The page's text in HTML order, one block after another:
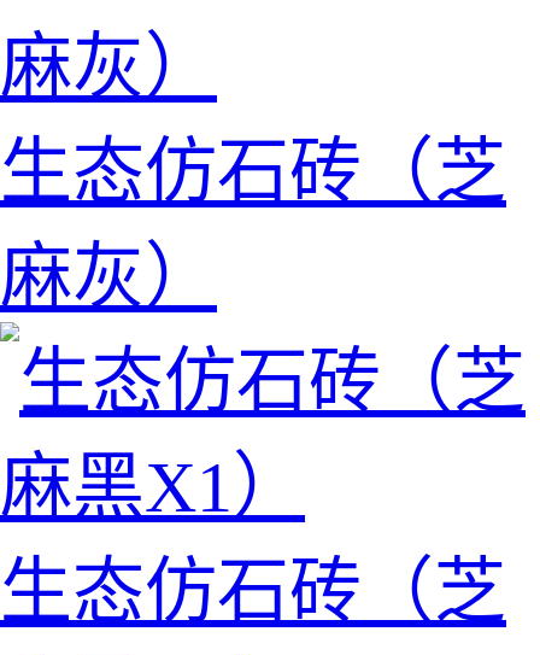
生态仿石砖（芝
麻灰）
生态仿石砖（芝